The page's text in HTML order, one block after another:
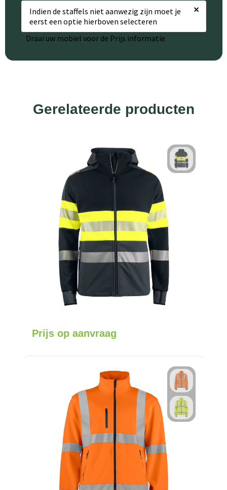
Indien de staffels niet aanwezig zijn moet je
eerst een optie hierboven selecteren
×
Draai uw mobiel voor de Prijs informatie
Gerelateerde producten
Prijs op aanvraag